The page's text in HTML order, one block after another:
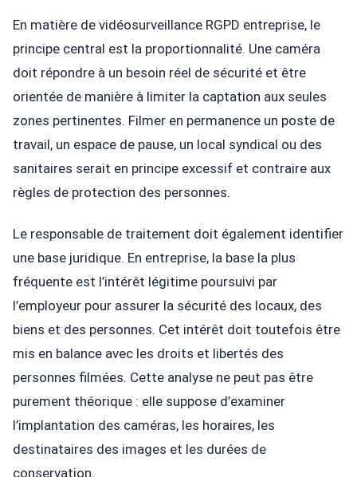
En matière de vidéosurveillance RGPD entreprise, le
principe central est la proportionnalité. Une caméra
doit répondre à un besoin réel de sécurité et être
orientée de manière à limiter la captation aux seules
zones pertinentes. Filmer en permanence un poste de
travail, un espace de pause, un local syndical ou des
sanitaires serait en principe excessif et contraire aux
règles de protection des personnes.
Le responsable de traitement doit également identifier
une base juridique. En entreprise, la base la plus
fréquente est l’intérêt légitime poursuivi par
l’employeur pour assurer la sécurité des locaux, des
biens et des personnes. Cet intérêt doit toutefois être
mis en balance avec les droits et libertés des
personnes filmées. Cette analyse ne peut pas être
purement théorique : elle suppose d’examiner
l’implantation des caméras, les horaires, les
destinataires des images et les durées de
conservation.